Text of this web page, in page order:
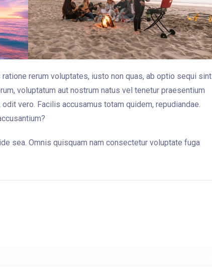
rerum voluptates, iusto non quas, ab optio sequi sint
voluptatum aut nostrum natus vel tenetur praesentium
vero. Facilis accusamus totam quidem, repudiandae.
sea. Omnis quisquam nam consectetur voluptate fuga
CHERCHER